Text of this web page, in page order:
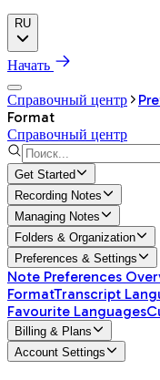
RU
Начать
Справочный центр
Format
Справочный центр
Get Started
Recording Notes
Managing Notes
Folders & Organization
Preferences & Settings
Note Preferences
FormatTranscript
Favourite Languages
Billing & Plans
Account Settings